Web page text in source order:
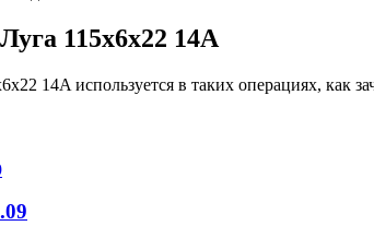
115х6х22 14A
14A используется в таких операциях, как